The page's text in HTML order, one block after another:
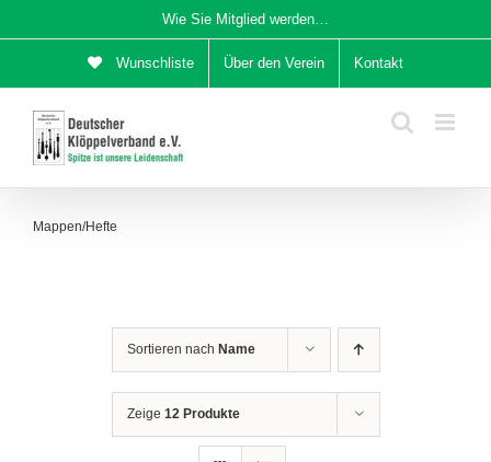
Inhalt
Wie Sie Mitglied werden…
Wunschliste Über den Verein Kontakt
Mappen/Hefte
Sortieren nach Name
Zeige 12 Produkte